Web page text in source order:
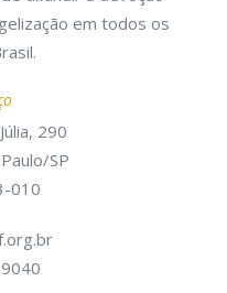
em todos os
290
SP
010